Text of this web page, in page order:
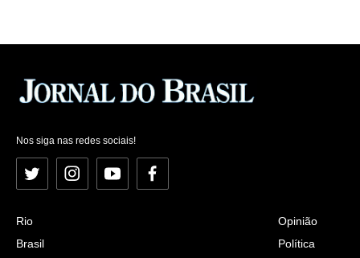
Nos siga nas redes sociais!
Twitter InstagramYouTubeFacebook
Rio
Brasil
Opinião
Política